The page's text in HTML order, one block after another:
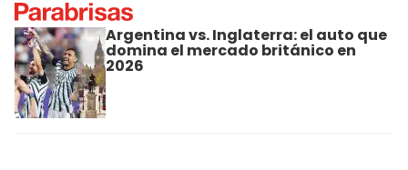
Argentina vs. Inglaterra: el auto que
domina el mercado británico en
2026